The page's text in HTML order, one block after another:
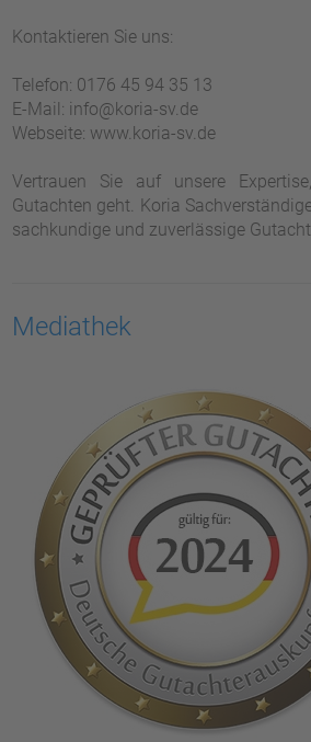
Kontaktieren Sie uns:
Telefon: 0176 45 94 35 13
E-Mail: info@koria-sv.de
Webseite: www.koria-sv.de
Vertrauen Sie auf unsere
Gutachten geht. Koria
sachkundige und zuverlässige
Mediathek